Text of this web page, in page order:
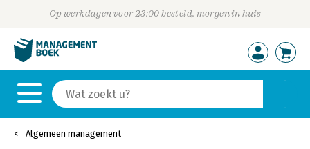
Op werkdagen voor 23:00 besteld, morgen in huis
Algemeen management